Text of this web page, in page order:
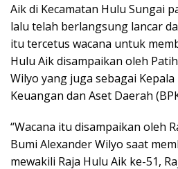
Aik di Kecamatan Hulu Sungai
lalu telah berlangsung lancar
itu tercetus wacana untuk
Hulu Aik disampaikan oleh
Wilyo yang juga sebagai
Keuangan dan Aset Daerah
“Wacana itu disampaikan oleh
Bumi Alexander Wilyo saat
mewakili Raja Hulu Aik ke-51,